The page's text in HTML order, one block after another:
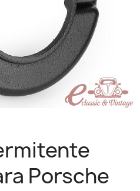
Porsche